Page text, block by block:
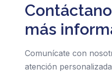
más
Comunícate con
atención